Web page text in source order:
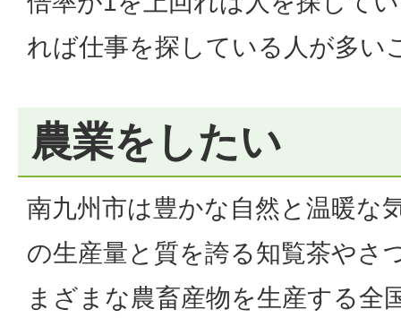
れば仕事を探している人が多い
農業をしたい
南九州市は豊かな自然と温暖な
の生産量と質を誇る知覧茶やさ
まざまな農畜産物を生産する全